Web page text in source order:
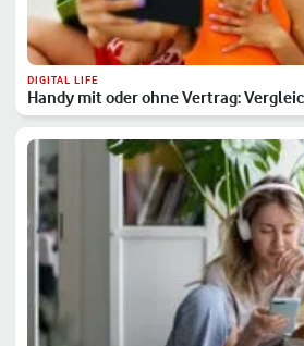
DIGITAL LIFE
Handy mit oder ohne Vertrag: